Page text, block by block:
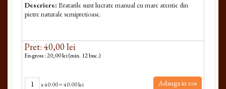
Descriere: Bratarile sunt lucrate manual cu mare atentie din
pietre naturale semipretioase.
Pret: 40,00 lei
En-gross : 20,00 lei (min. 12 buc.)
x40.00=40.00 lei Adauga in cos